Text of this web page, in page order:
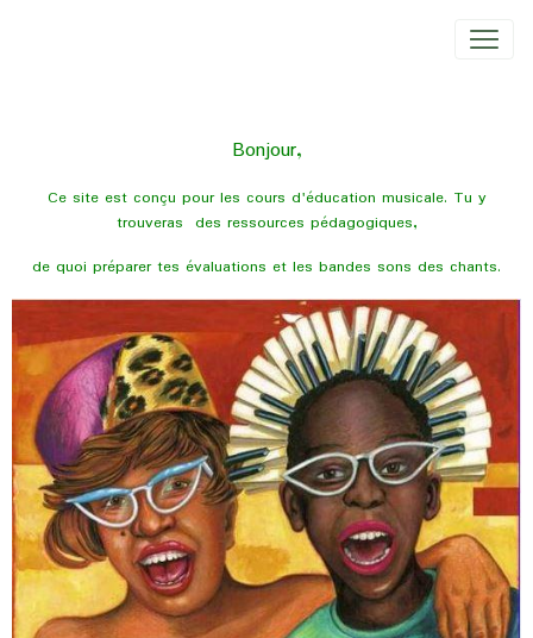
Bonjour,
Ce site est conçu pour les cours d'éducation musicale. Tu y
trouveras des ressources pédagogiques,
de quoi préparer tes évaluations et les bandes sons des chants.